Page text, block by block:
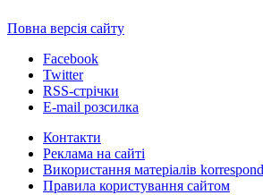
Повна версія сайту
Facebook
Twitter
RSS-стрічки
E-mail розсилка
Контакти
Реклама на сайті
Використання матеріалів
Правила користування сайтом